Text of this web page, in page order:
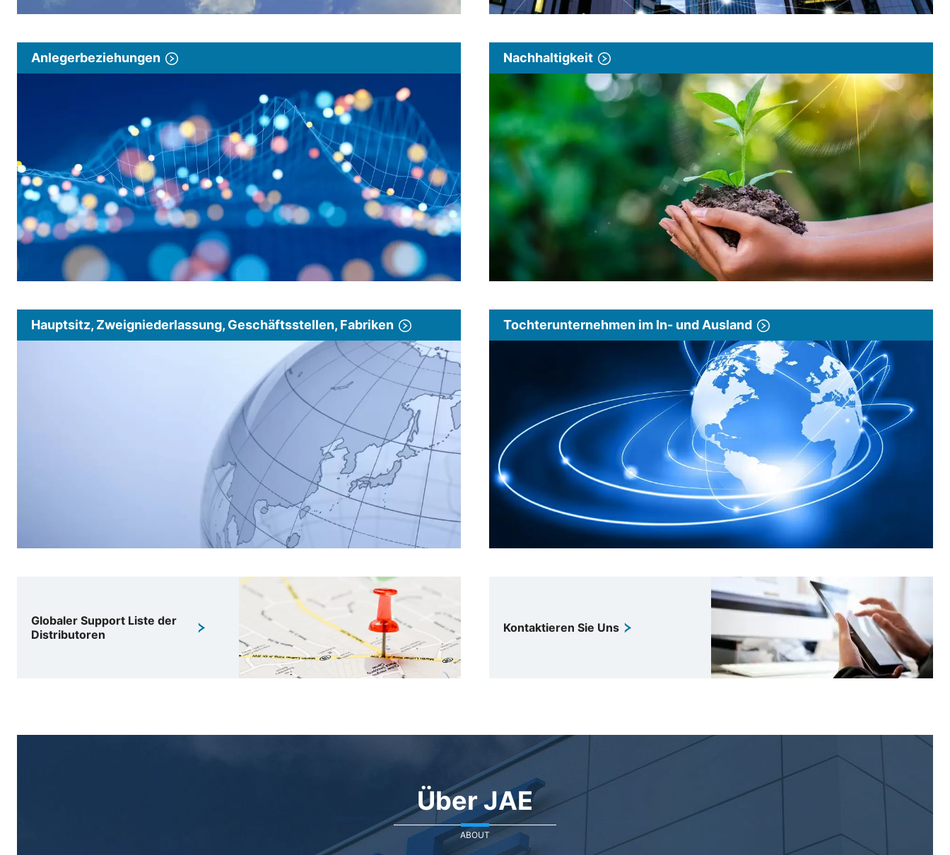
Anlegerbeziehungen Nachhaltigkeit
Hauptsitz, Zweigniederlassung, Geschäftsstellen, Fabriken Tochterunternehmen im In- und Ausland
Globaler Support Liste der
Distributoren
Kontaktieren Sie Uns
Über JAE
ABOUT